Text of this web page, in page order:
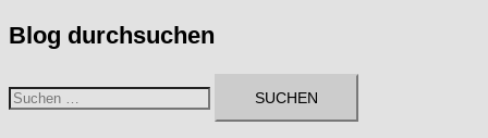
Blog durchsuchen
Suchen